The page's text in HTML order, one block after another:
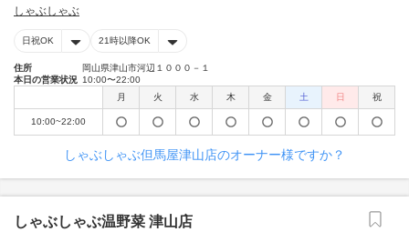
しゃぶしゃぶ
日祝OK 21時以降OK
住所
岡山県津山市河辺１０００－１
本日の営業状況 10:00〜22:00
月
火 水 木 金 土 日 祝
10:00~22:00
しゃぶしゃぶ但馬屋津山店のオーナー様ですか？
しゃぶしゃぶ温野菜 津山店